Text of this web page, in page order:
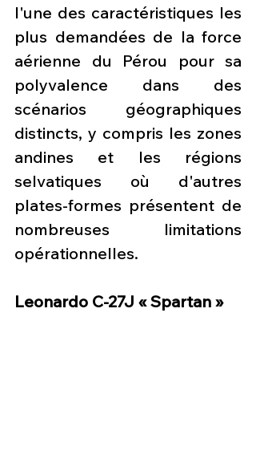
l'une des caractéristiques les
plus demandées de la force
aérienne du Pérou pour sa
polyvalence dans des
scénarios géographiques
distincts, y compris les zones
andines et les régions
selvatiques où d'autres
plates-formes présentent de
nombreuses limitations
opérationnelles.
Leonardo C-27J « Spartan »